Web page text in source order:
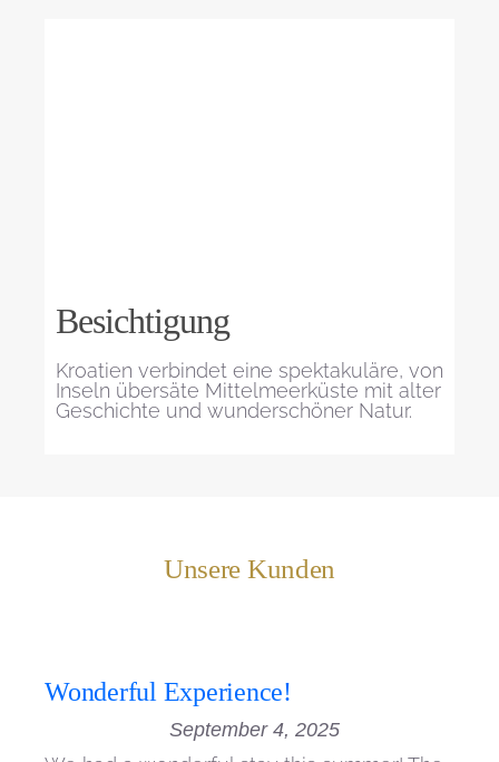
Besichtigung
Kroatien verbindet eine spektakuläre, von
Inseln übersäte Mittelmeerküste mit alter
Geschichte und wunderschöner Natur.
Unsere Kunden
Wonderful Experience!
September 4, 2025